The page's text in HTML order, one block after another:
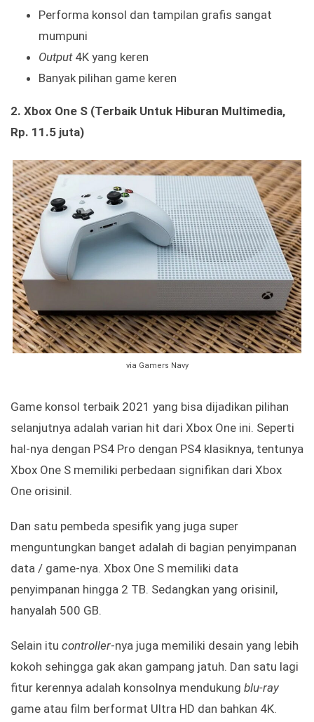
Performa konsol dan tampilan grafis sangat
mumpuni
Output 4K yang keren
Banyak pilihan game keren
2. Xbox One S (Terbaik Untuk Hiburan Multimedia,
Rp. 11.5 juta)
via Gamers Navy
Game konsol terbaik 2021 yang bisa dijadikan pilihan
selanjutnya adalah varian hit dari Xbox One ini. Seperti
hal-nya dengan PS4 Pro dengan PS4 klasiknya, tentunya
Xbox One S memiliki perbedaan signifikan dari Xbox
One orisinil.
Dan satu pembeda spesifik yang juga super
menguntungkan banget adalah di bagian penyimpanan
data / game-nya. Xbox One S memiliki data
penyimpanan hingga 2 TB. Sedangkan yang orisinil,
hanyalah 500 GB.
Selain itu controller-nya juga memiliki desain yang lebih
kokoh sehingga gak akan gampang jatuh. Dan satu lagi
fitur kerennya adalah konsolnya mendukung blu-ray
game atau film berformat Ultra HD dan bahkan 4K.